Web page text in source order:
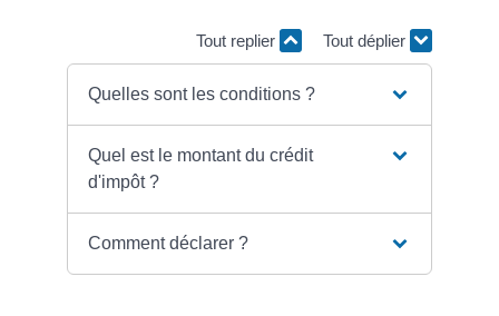
Tout replier Tout déplier
Quelles sont les conditions ?
Quel est le montant du crédit
d'impôt ?
Comment déclarer ?